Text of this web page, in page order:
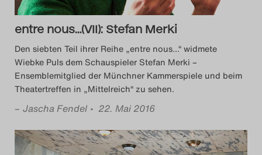
2023
Das Theatertreffen-Blog
2024
Das Theatertreffen-Blog
2025
entre nous…(VII): Stefan Merki
Den siebten Teil ihrer Reihe „entre nous…“ widmete
Wiebke Puls dem Schauspieler Stefan Merki –
Ensemblemitglied der Münchner Kammerspiele und beim
Theatertreffen in „Mittelreich“ zu sehen.
– Jascha Fendel • 22. Mai 2016